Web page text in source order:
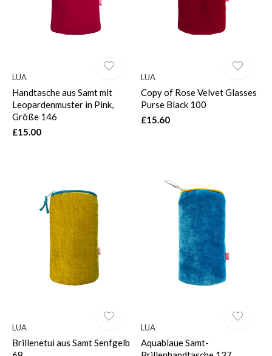
LUA
Handtasche aus Samt mit
Leopardenmuster in Pink,
Größe 146
£15.00
LUA
Copy of Rose Velvet Glasses
Purse Black 100
£15.60
LUA
Brillenetui aus Samt Senfgelb
LUA
Aquablaue Samt-